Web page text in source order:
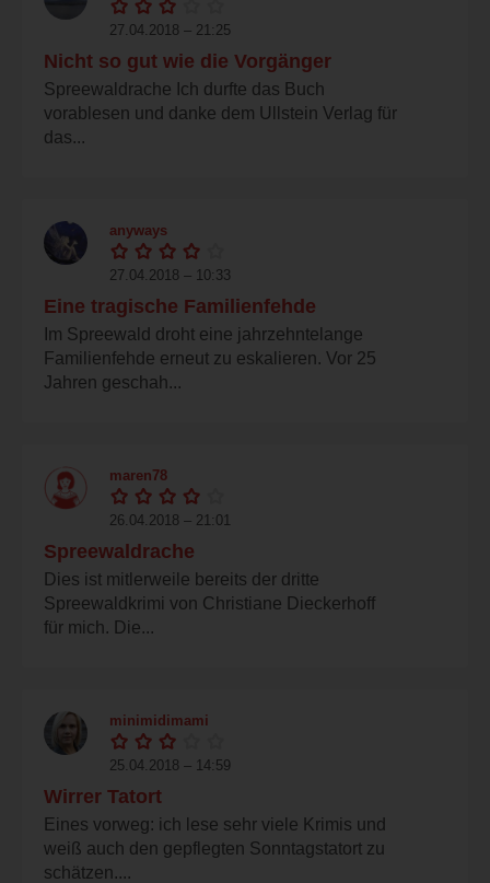
27.04.2018 – 21:25
Nicht so gut wie die Vorgänger
Spreewaldrache Ich durfte das Buch
vorablesen und danke dem Ullstein Verlag für
das...
anyways
27.04.2018 – 10:33
Eine tragische Familienfehde
Im Spreewald droht eine jahrzehntelange
Familienfehde erneut zu eskalieren. Vor 25
Jahren geschah...
maren78
26.04.2018 – 21:01
Spreewaldrache
Dies ist mitlerweile bereits der dritte
Spreewaldkrimi von Christiane Dieckerhoff
für mich. Die...
minimidimami
25.04.2018 – 14:59
Wirrer Tatort
Eines vorweg: ich lese sehr viele Krimis und
weiß auch den gepflegten Sonntagstatort zu
schätzen....